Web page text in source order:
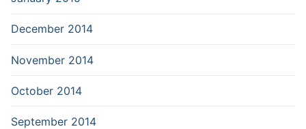
December 2014
November 2014
October 2014
September 2014